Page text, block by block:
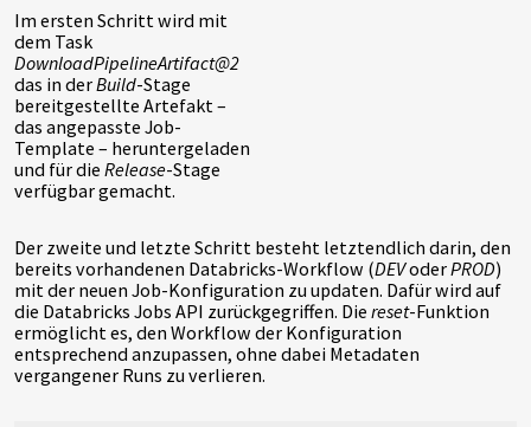
Im ersten Schritt wird mit
dem Task
DownloadPipelineArtifact@2
das in derBuild-Stage
bereitgestellte Artefakt –
das angepasste Job-
Template – heruntergeladen
und für die Release-Stage
verfügbar gemacht.
Der zweite und letzte Schritt besteht letztendlich darin, den
bereits vorhandenen Databricks-Workflow (DEVoderPROD)
mit der neuen Job-Konfiguration zu updaten. Dafür wird auf
die Databricks Jobs API zurückgegriffen. Die reset-Funktion
ermöglicht es, den Workflow der Konfiguration
entsprechend anzupassen, ohne dabei Metadaten
vergangener Runs zu verlieren.